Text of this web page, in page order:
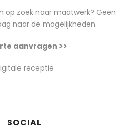
op zoek naar maatwerk? Geen
naar de mogelijkheden.
aanvragen >>
receptie
SOCIAL